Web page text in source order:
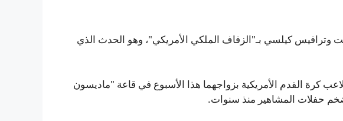
كيلسي بـ"الزفاف الملكي الأمريكي"، وهو الحدث الذي
كرة القدم الأمريكية بزواجهما هذا الأسبوع في قاعة "ماديسون
حفلات المشاهير منذ سنوات.